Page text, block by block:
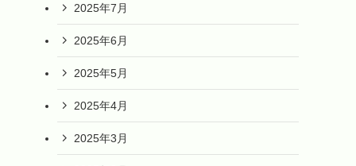
2025年7月
2025年6月
2025年5月
2025年4月
2025年3月